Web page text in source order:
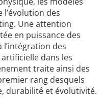
des
Une attention
en puissance des
des
dans les
traite ainsi des
rang desquels
durabilité et évolutivité.